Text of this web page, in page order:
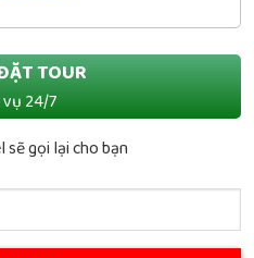
TOUR
24/7
gọi lại cho bạn